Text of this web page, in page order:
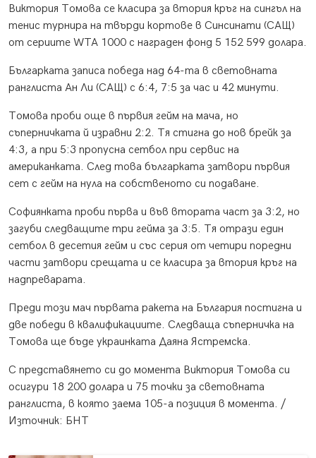
Виктория Томова се класира за втория кръг на сингъл на
тенис турнира на твърди кортове в Синсинати (САЩ)
от сериите WТА 1000 с награден фонд 5 152 599 долара.
Българката записа победа над 64-та в световната
ранглиста Ан Ли (САЩ) с 6:4, 7:5 за час и 42 минути.
Томова проби още в първия гейм на мача, но
съперничката й изравни 2:2. Тя стигна до нов брейк за
4:3, а при 5:3 пропусна сетбол при сервис на
американката. След това българката затвори първия
сет с гейм на нула на собственото си подаване.
Софиянката проби първа и във втората част за 3:2, но
загуби следващите три гейма за 3:5. Тя отрази един
сетбол в десетия гейм и със серия от четири поредни
части затвори срещата и се класира за втория кръг на
надпреварата.
Преди този мач първата ракета на България постигна и
две победи в квалификациите. Следваща съперничка на
Томова ще бъде украинката Даяна Ястремска.
С представянето си до момента Виктория Томова си
осигури 18 200 долара и 75 точки за световната
ранглиста, в която заема 105-а позиция в момента. /
Източник: БНТ